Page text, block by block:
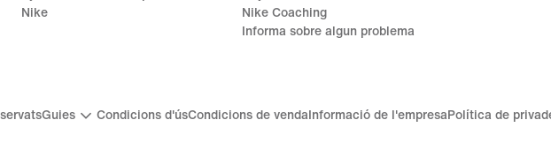
Nike
Nike Coaching
Informa sobre algun problema
Guies Condicions d'úsCondicions de venda Informació de l'empresa Política de